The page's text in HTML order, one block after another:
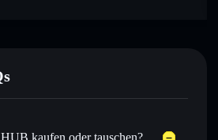
kaufen oder tauschen?